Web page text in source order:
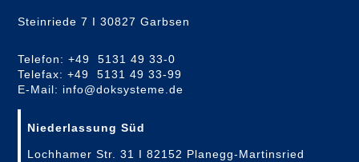
Steinriede 7 I 30827 Garbsen
Telefon: +49 5131 49 33-0
Telefax: +49 5131 49 33-99
E-Mail: info@doksysteme.de
Niederlassung Süd
Lochhamer Str. 31 I 82152 Planegg-Martinsried